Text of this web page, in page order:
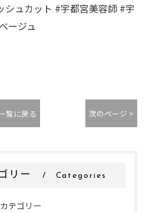
シュカット #宇都宮美容師 #宇
ージュ
覧に戻る 次のページ >
リー Categories
テゴリー